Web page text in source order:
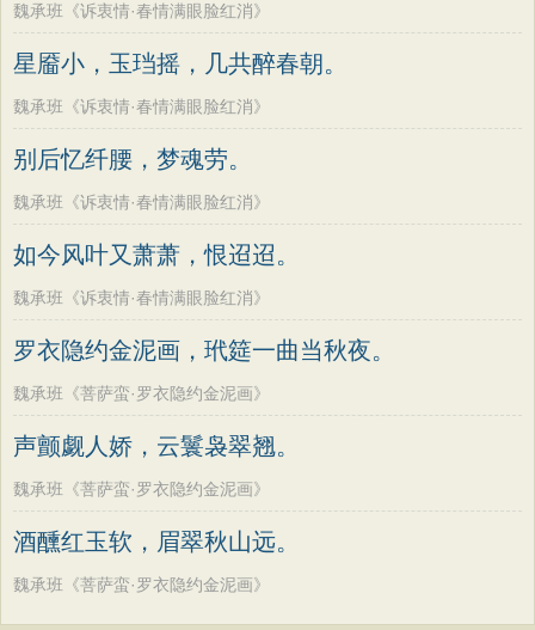
魏承班《诉衷情·春情满眼脸红消》
星靥小，玉珰摇，几共醉春朝。
魏承班《诉衷情·春情满眼脸红消》
别后忆纤腰，梦魂劳。
魏承班《诉衷情·春情满眼脸红消》
如今风叶又萧萧，恨迢迢。
魏承班《诉衷情·春情满眼脸红消》
罗衣隐约金泥画，玳筵一曲当秋夜。
魏承班《菩萨蛮·罗衣隐约金泥画》
声颤觑人娇，云鬟袅翠翘。
魏承班《菩萨蛮·罗衣隐约金泥画》
酒醺红玉软，眉翠秋山远。
魏承班《菩萨蛮·罗衣隐约金泥画》